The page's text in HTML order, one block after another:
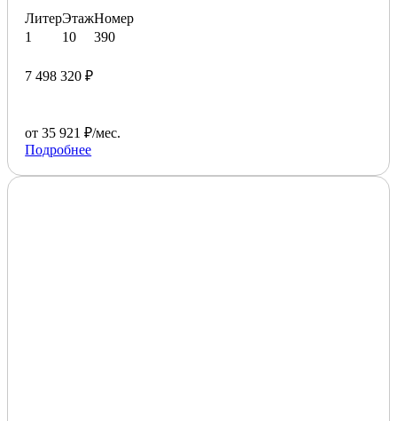
Литер
1
Этаж
10
Номер
390
7 498 320 ₽
от 35 921 ₽/мес.
Подробнее